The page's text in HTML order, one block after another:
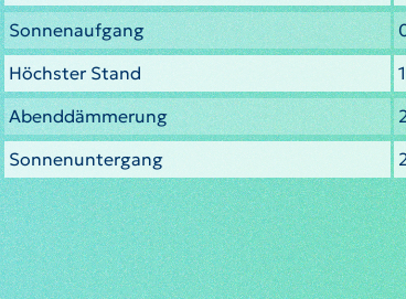
Sonnenaufgang
Höchster Stand
Abenddämmerung
Sonnenuntergang